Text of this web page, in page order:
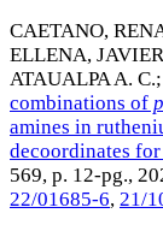
CAETANO,
ELLENA,
ATAUALPA A. C.;
combinations of p
amines in
decoordinates for
569, p. 12-pg.,
22/01685-6, 21/